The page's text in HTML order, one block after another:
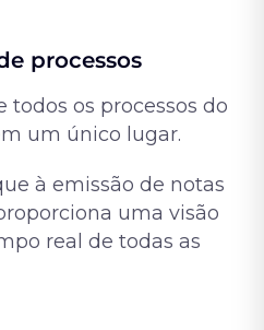
processos
todos os processos do
um único lugar.
à emissão de notas
uma visão
real de todas as